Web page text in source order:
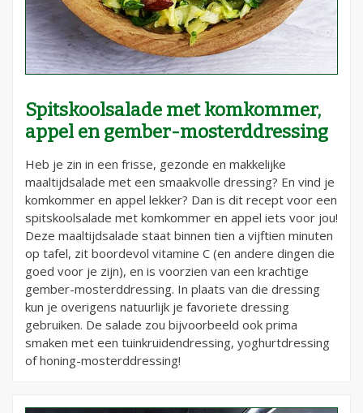
Spitskoolsalade met komkommer,
appel en gember-mosterddressing
Heb je zin in een frisse, gezonde en makkelijke
maaltijdsalade met een smaakvolle dressing? En vind je
komkommer en appel lekker? Dan is dit recept voor een
spitskoolsalade met komkommer en appel iets voor jou!
Deze maaltijdsalade staat binnen tien a vijftien minuten
op tafel, zit boordevol vitamine C (en andere dingen die
goed voor je zijn), en is voorzien van een krachtige
gember-mosterddressing. In plaats van die dressing
kun je overigens natuurlijk je favoriete dressing
gebruiken. De salade zou bijvoorbeeld ook prima
smaken met een tuinkruidendressing, yoghurtdressing
of honing-mosterddressing!